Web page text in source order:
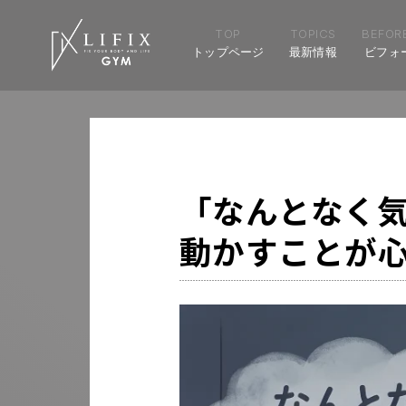
TOP
トップページ
TOPICS
最新情報
ビフォ
「なんとな
動かすことが